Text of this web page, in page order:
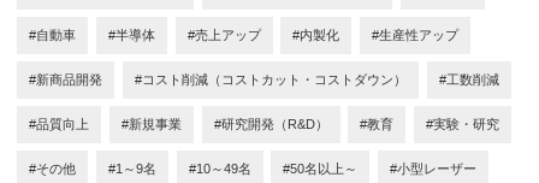
#自動車 #半導体 #売上アップ #内製化 #生産性アップ
#新商品開発 #コスト削減（コストカット・コストダウン） #工数削減
#品質向上 #新規事業 #研究開発（R&D） #教育 #実験・研究
#その他 #1～9名 #10～49名 #50名以上～ #小型レーザー